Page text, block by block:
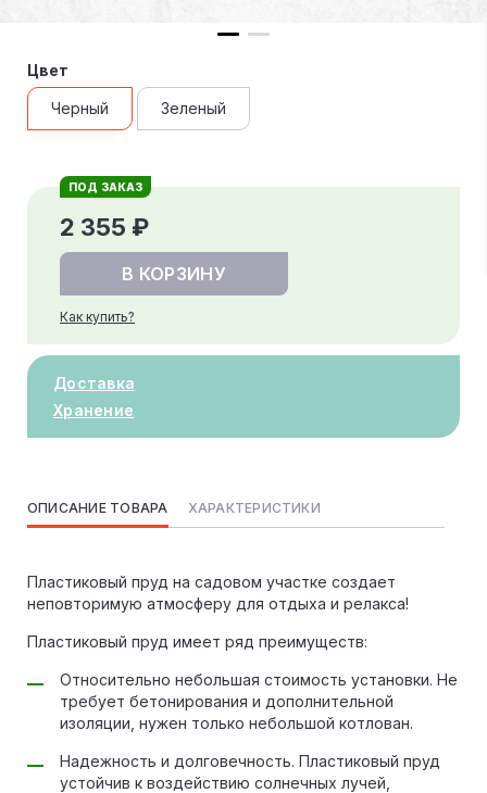
Цвет
Черный Зеленый
ПОД ЗАКАЗ
2 355 ₽
В КОРЗИНУ
Как купить?
Доставка
Хранение
ОПИСАНИЕ ТОВАРА ХАРАКТЕРИСТИКИ
Пластиковый пруд на садовом участке создает
неповторимую атмосферу для отдыха и релакса!
Пластиковый пруд имеет ряд преимуществ:
Относительно небольшая стоимость установки. Не
требует бетонирования и дополнительной
изоляции, нужен только небольшой котлован.
Надежность и долговечность. Пластиковый пруд
устойчив к воздействию солнечных лучей,